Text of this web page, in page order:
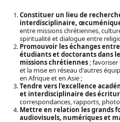
Constituer un lieu de
interdisciplinaire,
entre missions chrétiennes,
spiritualité et dialogue entre
Promouvoir les échanges
étudiants et doctorants dans
missions chrétiennes ;
et la mise en réseau d'autres
en Afrique et en Asie ;
Tendre vers l'excellence
et interdisciplinaire des
correspondances, rapports,
Mettre en relation les grands
audiovisuels, numériques et